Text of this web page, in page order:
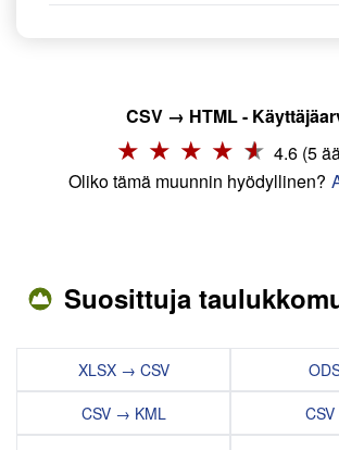
CSV → HTML -
4.6 (5
Oliko tämä muunnin hyödyllinen?
Suosittuja
XLSX → CSV
CSV → KML